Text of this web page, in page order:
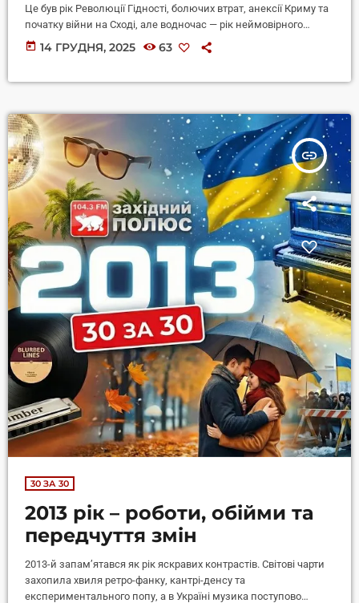
Це був рік Революції Гідності, болючих втрат, анексії Криму та
початку війни на Сході, але водночас — рік неймовірного
національного піднесення та самоідентифікації. У той час, як
світ танцював під безтурботний фанк Бруно Марса та
поруч із ними народжувався абсолютно новий, […]
today 14 ГРУДНЯ, 2025 63
insert_link
30 ЗА 30
2013 рік – роботи, обійми та
передчуття змін
2013-й запам’ятався як рік яскравих контрастів. Світові чарти
захопила хвиля ретро-фанку, кантрі-денсу та
експериментального попу, а в Україні музика поступово